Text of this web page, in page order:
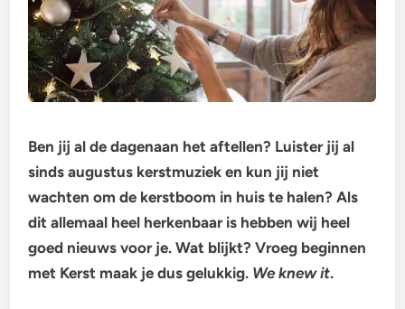
Ben jij al de dagenaan het aftellen? Luister jij al
sinds augustus kerstmuziek en kun jij niet
wachten om de kerstboom in huis te halen? Als
dit allemaal heel herkenbaar is hebben wij heel
goed nieuws voor je. Wat blijkt? Vroeg beginnen
met Kerst maak je dus gelukkig. We knew it.